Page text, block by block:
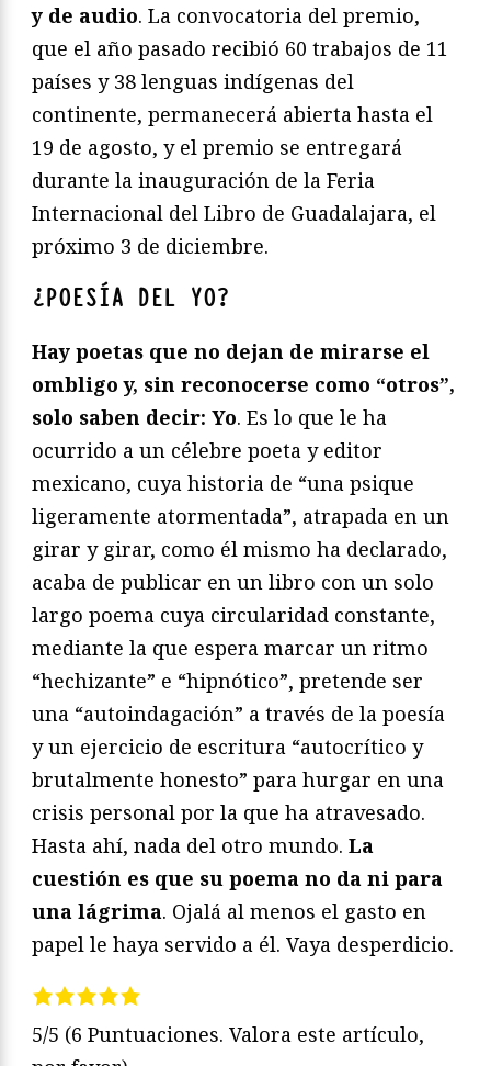
y de audio. La convocatoria del premio,
que el año pasado recibió 60 trabajos de 11
países y 38 lenguas indígenas del
continente, permanecerá abierta hasta el
19 de agosto, y el premio se entregará
durante la inauguración de la Feria
Internacional del Libro de Guadalajara, el
próximo 3 de diciembre.
¿POESÍA DEL YO?
Hay poetas que no dejan de mirarse el
ombligo y, sin reconocerse como “otros”,
solo saben decir: Yo. Es lo que le ha
ocurrido a un célebre poeta y editor
mexicano, cuya historia de “una psique
ligeramente atormentada”, atrapada en un
girar y girar, como él mismo ha declarado,
acaba de publicar en un libro con un solo
largo poema cuya circularidad constante,
mediante la que espera marcar un ritmo
“hechizante” e “hipnótico”, pretende ser
una “autoindagación” a través de la poesía
y un ejercicio de escritura “autocrítico y
brutalmente honesto” para hurgar en una
crisis personal por la que ha atravesado.
Hasta ahí, nada del otro mundo. La
cuestión es que su poema no da ni para
una lágrima. Ojalá al menos el gasto en
papel le haya servido a él. Vaya desperdicio.
5/5 (6 Puntuaciones. Valora este artículo,